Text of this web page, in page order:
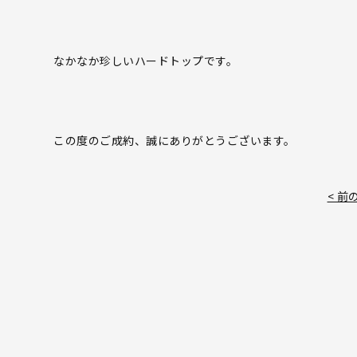
なかなか珍しいハードトップです。
この度のご成約、誠にありがとうございます。
< 前